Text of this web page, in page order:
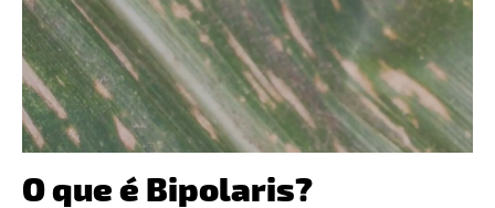
O que é Bipolaris?